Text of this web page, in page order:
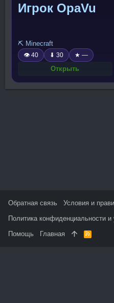
Игрок OpaVu
⛏️ Minecraft
👁 40 ⬇ 30 ★ —
Открыть
Обратная связь
Условия и
Политика конфиденциальности и
Помощь
Главная
R